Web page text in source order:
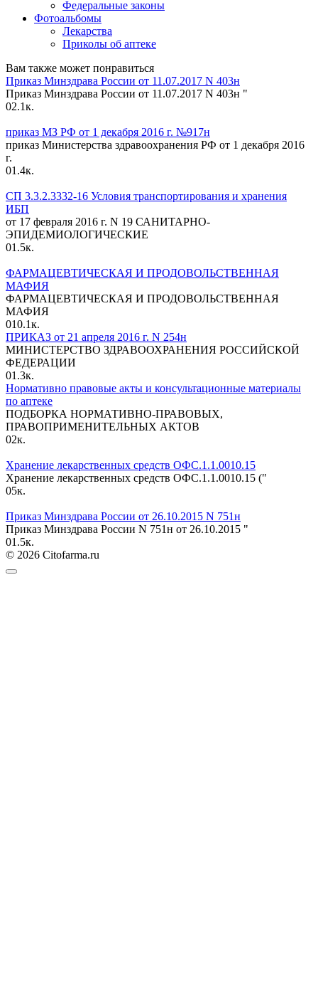
Федеральные законы
Фотоальбомы
Лекарства
Приколы об аптеке
Вам также может понравиться
Приказ Минздрава России от 11.07.2017 N 403н
Приказ Минздрава России от 11.07.2017 N 403н "
02.1к.
приказ МЗ РФ от 1 декабря 2016 г. №917н
приказ Министерства здравоохранения РФ от 1 декабря 2016
г.
01.4к.
СП 3.3.2.3332-16 Условия транспортирования и хранения
ИБП
от 17 февраля 2016 г. N 19 САНИТАРНО-
ЭПИДЕМИОЛОГИЧЕСКИЕ
01.5к.
ФАРМАЦЕВТИЧЕСКАЯ И ПРОДОВОЛЬСТВЕННАЯ
МАФИЯ
ФАРМАЦЕВТИЧЕСКАЯ И ПРОДОВОЛЬСТВЕННАЯ
МАФИЯ
010.1к.
ПРИКАЗ от 21 апреля 2016 г. N 254н
МИНИСТЕРСТВО ЗДРАВООХРАНЕНИЯ РОССИЙСКОЙ
ФЕДЕРАЦИИ
01.3к.
Нормативно правовые акты и консультационные материалы
по аптеке
ПОДБОРКА НОРМАТИВНО-ПРАВОВЫХ,
ПРАВОПРИМЕНИТЕЛЬНЫХ АКТОВ
02к.
Хранение лекарственных средств ОФС.1.1.0010.15
Хранение лекарственных средств ОФС.1.1.0010.15 ("
05к.
Приказ Минздрава России от 26.10.2015 N 751н
Приказ Минздрава России N 751н от 26.10.2015 "
01.5к.
© 2026 Citofarma.ru